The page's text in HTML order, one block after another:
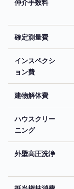
仲介手数料
確定測量費
インスペクシ
ョン費
建物解体費
ハウスクリー
ニング
外壁高圧洗浄